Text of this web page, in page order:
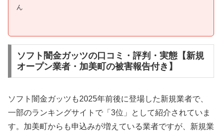
ん
ソフト闇金ガッツの口コミ・評判・実態【新規
オープン業者・加美町の被害報告付き】
ソフト闇金ガッツも2025年前後に登場した新規業者で、
一部のランキングサイトで「3位」として紹介されていま
す。加美町からも申込みが増えている業者ですが、新規業